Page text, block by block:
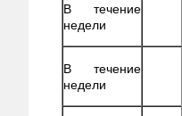
В течение
недели
В течение
недели